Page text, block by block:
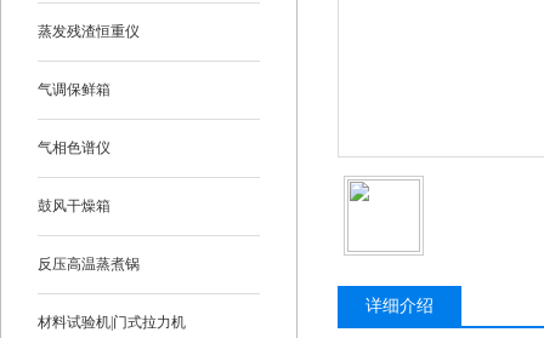
蒸发残渣恒重仪
气调保鲜箱
气相色谱仪
鼓风干燥箱
反压高温蒸煮锅
材料试验机|门式拉力机
详细介绍